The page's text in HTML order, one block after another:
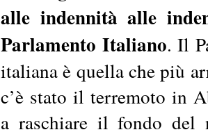
alle indennità alle
Parlamento Italiano. Il
italiana è quella che più
c’è stato il terremoto in
a raschiare il fondo del